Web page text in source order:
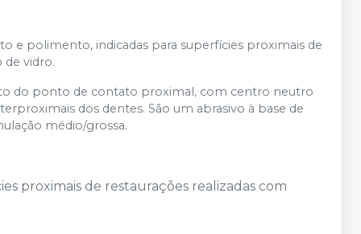
e polimento, indicadas para superfícies proximais de
de vidro.
do ponto de contato proximal, com centro neutro
dos dentes. São um abrasivo à base de
médio/grossa.
proximais de restaurações realizadas com